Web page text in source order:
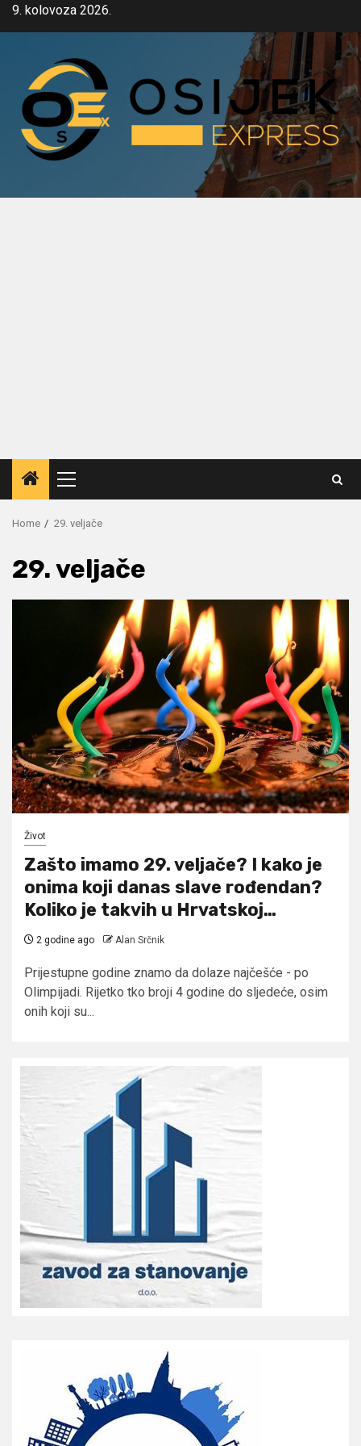
Skip9. kolovoza 2026.
Primary
Menu
Home 29. veljače
29. veljače
Život
Zašto imamo 29. veljače? I kako je
onima koji danas slave rođendan?
Koliko je takvih u Hrvatskoj…
2 godine ago Alan Srčnik
Prijestupne godine znamo da dolaze najčešće - po
Olimpijadi. Rijetko tko broji 4 godine do sljedeće, osim
onih koji su...